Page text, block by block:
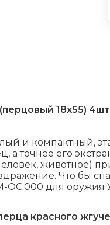
18х55)
и компактный,
точнее его
животное)
Что бы
ОС.000 для
красного